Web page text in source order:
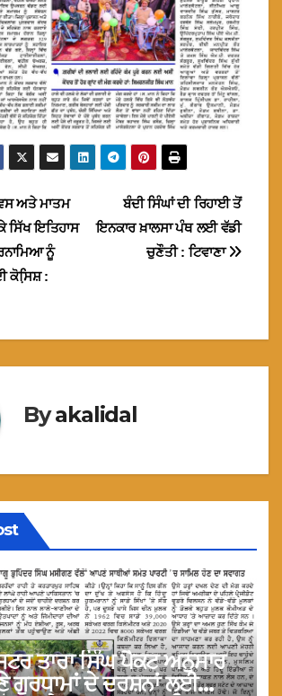
ਬੰਦੀ ਸਿੰਘਾਂ ਦੀ ਰਿਹਾਈ ਤੋਂ
ਇਨਕਾਰ ਖ਼ਾਲਸਾ ਪੰਥ ਲਈ ਵੱਡੀ
ਚੁਣੌਤੀ : ਟਿਵਾਣਾ
ਅਤੇ ਮਾਤਮ
ਸਿੱਖ ਇਤਿਹਾਸ
ਨੂੰ
ਕੋਸਿ਼ਸ਼ :
Byakalidal
ਤਾਰਾ ਸਿੰਘ ਪੈਕਟ ਅਨੁਸਾਰ
ਗੁਰਧਾਮਾਂ ਦੇ ਦਰਸ਼ਨਾਂ ਲਈ